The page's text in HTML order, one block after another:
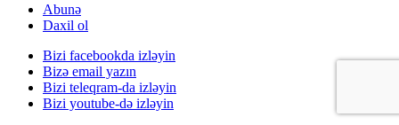
Abunə
Daxil ol
Bizi facebookda izləyin
Bizə email yazın
Bizi teleqram-da izləyin
Bizi youtube-də izləyin